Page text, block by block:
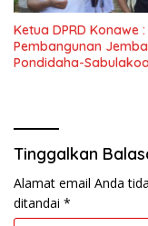
Ketua DPRD Konawe :
Pembangunan
Pondidaha-
Tinggalkan
Alamat email Anda
ditandai *